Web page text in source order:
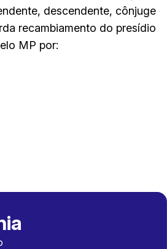
descendente, cônjuge
recambiamento do presídio
MP por: